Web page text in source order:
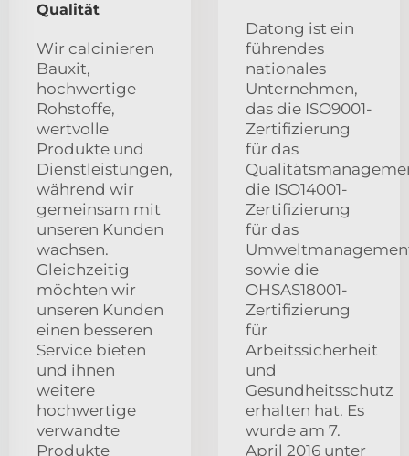
Qualität
Wir calcinieren
Bauxit,
hochwertige
Rohstoffe,
wertvolle
Produkte und
Dienstleistungen,
während wir
gemeinsam mit
unseren Kunden
wachsen.
Gleichzeitig
möchten wir
unseren Kunden
einen besseren
Service bieten
und ihnen
weitere
hochwertige
verwandte
Produkte
Datong ist ein
führendes
nationales
Unternehmen,
das die ISO9001-
Zertifizierung
für das
die ISO14001-
Zertifizierung
für das
sowie die
OHSAS18001-
Zertifizierung
für
Arbeitssicherheit
und
Gesundheitsschutz
erhalten hat. Es
wurde am 7.
April 2016 unter